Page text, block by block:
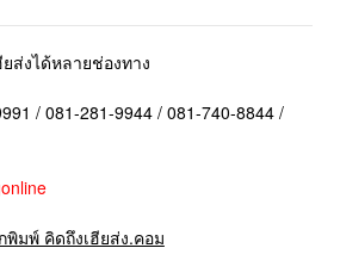
ส่งได้หลายช่องทาง
/ 081-281-9944 / 081-740-8844 /
พิมพ์ คิดถึงเฮียส่ง.คอม